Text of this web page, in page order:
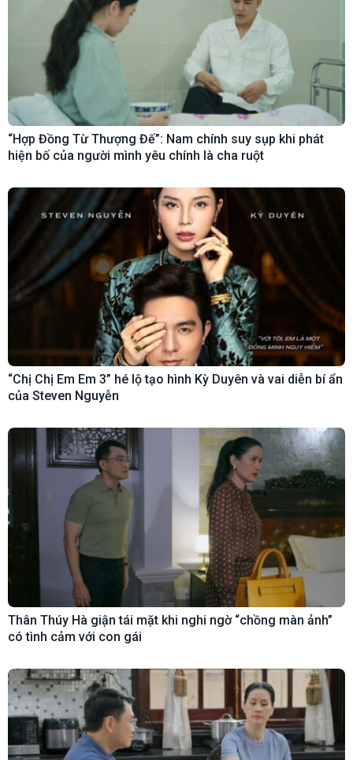
“Hợp Đồng Từ Thượng Đế”: Nam chính suy sụp khi phát
hiện bố của người mình yêu chính là cha ruột
“Chị Chị Em Em 3” hé lộ tạo hình Kỳ Duyên và vai diễn bí ẩn
của Steven Nguyễn
Thân Thúy Hà giận tái mặt khi nghi ngờ “chồng màn ảnh”
có tình cảm với con gái